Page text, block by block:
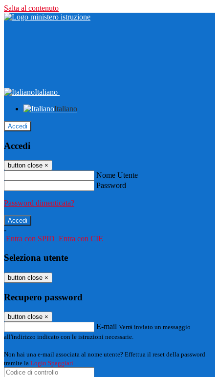
Salta al contenuto
Italiano
Italiano
Accedi
Accedi
button close ×
Nome Utente
Password
Password dimenticata?
-
Entra con SPID Entra con CIE
Seleziona utente
button close ×
Recupero password
button close ×
E-mail Verrà inviato un messaggio
all'indirizzo indicato con le istruzioni necessarie.
Non hai una e-mail associata al nome utente? Effettua il reset della password
tramite la Login Spaggiari